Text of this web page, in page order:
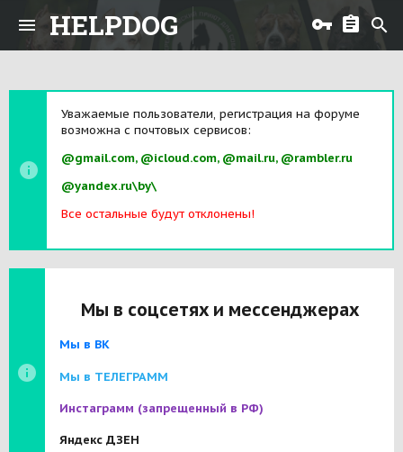
HELPDOG
Уважаемые пользователи, регистрация на форуме
возможна с почтовых сервисов:
@gmail.com, @icloud.com, @mail.ru, @rambler.ru
@yandex.ru\by\
Все остальные будут отклонены!
Мы в соцсетях и мессенджерах
Мы в ВК
Мы в ТЕЛЕГРАММ
Инстаграмм (запрещенный в РФ)
Яндекс ДЗЕН